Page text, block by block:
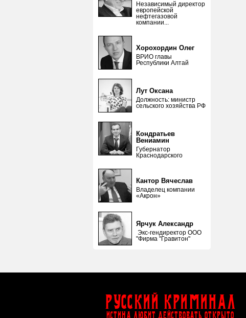
Независимый директор
европейской
нефтегазовой
компании...
Хорохордин Олег
ВРИО главы
Республики Алтай
Лут Оксана
Должность: министр
сельского хозяйства РФ
Кондратьев
Вениамин
Губернатор
Краснодарского
Кантор Вячеслав
Владелец компании
«Акрон»
Ярчук Александр
Экс-гендиректор ООО
"Фирма "Гравитон"
Русский Криминал
ИСТИНА ЛЮБИТ ДЕЙСТВОВАТЬ ОТКРЫТО